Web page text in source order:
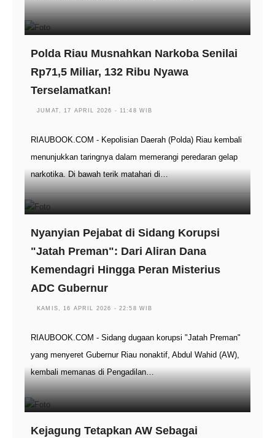
Polda Riau Musnahkan Narkoba Senilai
Rp71,5 Miliar, 132 Ribu Nyawa
Terselamatkan!
JUMAT, 17 APRIL 2026 - 11:48 WIB
RIAUBOOK.COM - Kepolisian Daerah (Polda) Riau kembali
menunjukkan taringnya dalam memerangi peredaran gelap
narkotika. Di bawah terik matahari di…
Nyanyian Pejabat di Sidang Korupsi
"Jatah Preman": Dari Aliran Dana
Kemendagri Hingga Peran Misterius
ADC Gubernur
KAMIS, 16 APRIL 2026 - 22:58 WIB
RIAUBOOK.COM - Sidang dugaan korupsi "Jatah Preman"
yang menyeret Gubernur Riau nonaktif, Abdul Wahid (AW),
kembali memanas di Pengadilan…
Kejagung Tetapkan AW Sebagai